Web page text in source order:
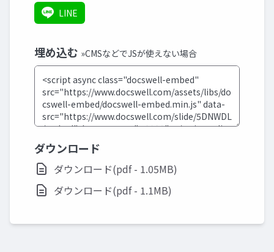
LINE
埋め込む »CMSなどでJSが使えない場合
ダウンロード
ダウンロード(pdf - 1.05MB)
ダウンロード(pdf - 1.1MB)